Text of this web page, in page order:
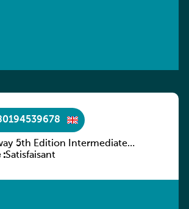
5th Edition Intermediate
without key
:Satisfaisant